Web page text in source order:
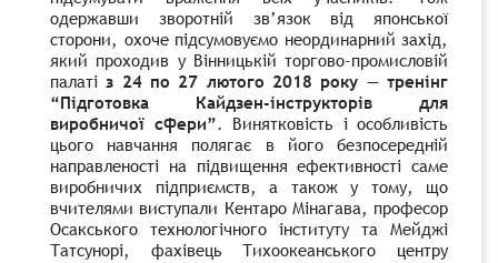
одержавши зворотній зв’язок від японської
сторони, охоче підсумовуємо неординарний захід,
який проходив у Вінницькій торгово-промисловій
палатіз 24 по 27 лютого 2018 року — тренінг
“Підготовка Кайдзен-інструкторів для
виробничої сфери”. Винятковість і особливість
цього навчання полягає в його безпосередній
направленості на підвищення ефективності саме
виробничих підприємств, а також у тому, що
вчителями виступали Кентаро Мінагава, професор
Осакського технологічного інституту та Мейджі
Татсунорі, фахівець Тихоокеанського центру